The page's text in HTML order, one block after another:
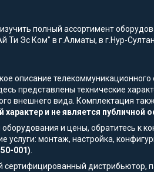
полный ассортимент
Ти Эс Ком" в г.Алматы, в г.Нур-
описание телекоммуникационного
представлены технические
внешнего вида. Комплектация
и не является публичной
и цены, обратитесь к
монтаж, настройка,
001).
дистрибьютор,